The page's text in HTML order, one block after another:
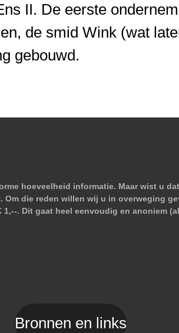
II. De eerste
de smid Wink (wat
gebouwd.
hoeveelheid informatie. Maar wist u
die reden willen wij u in overweging
. Dit gaat heel eenvoudig en anoniem
Bronnen en links